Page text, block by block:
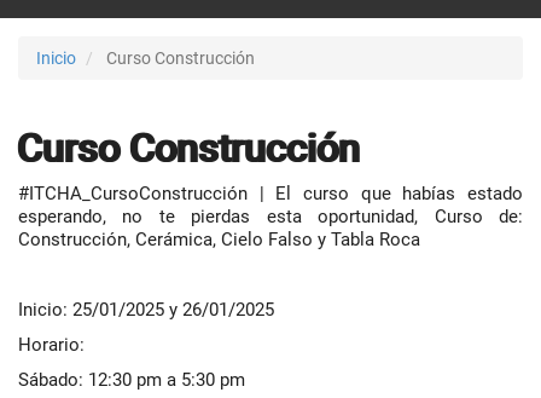
Inicio Curso Construcción
Curso Construcción
#ITCHA_CursoConstrucción | El curso que habías estado
esperando, no te pierdas esta oportunidad, Curso de:
Construcción, Cerámica, Cielo Falso y Tabla Roca
Inicio: 25/01/2025 y 26/01/2025
Horario:
Sábado: 12:30 pm a 5:30 pm